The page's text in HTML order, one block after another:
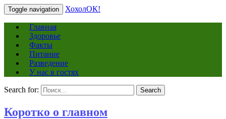
Toggle navigation ХохолОК!
Главная
Здоровье
Факты
Питание
Разведение
У нас в гостях
Search for: Search
Коротко о главном